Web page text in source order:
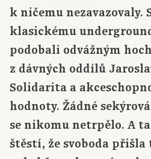
k ničemu nezavazovaly.
klasickému
podobali odvážným
z dávných oddílů
Solidarita a
hodnoty. Žádné
se nikomu netrpělo. A
štěstí, že svoboda